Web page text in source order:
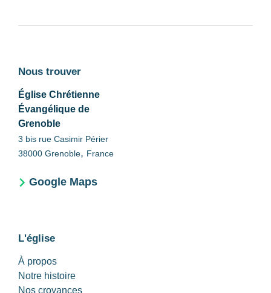
Nous trouver
Église Chrétienne
Évangélique de
Grenoble
3 bis rue Casimir Périer
38000 Grenoble, France
Google Maps
L'église
À propos
Notre histoire
Nos croyances